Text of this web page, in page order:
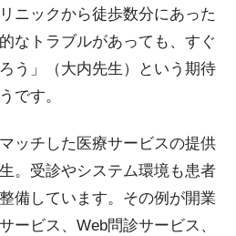
ニックから徒歩数分にあった
なトラブルがあっても、すぐ
う」（大内先生）という期待
です。
ッチした医療サービスの提供
。受診やシステム環境も患者
備しています。その例が開業
ービス、Web問診サービス、